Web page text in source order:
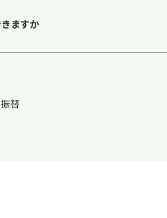
ますか
替